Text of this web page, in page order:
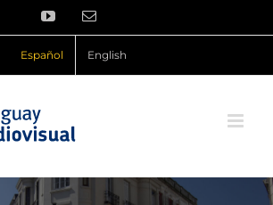
YouTubeCorreo
Español English